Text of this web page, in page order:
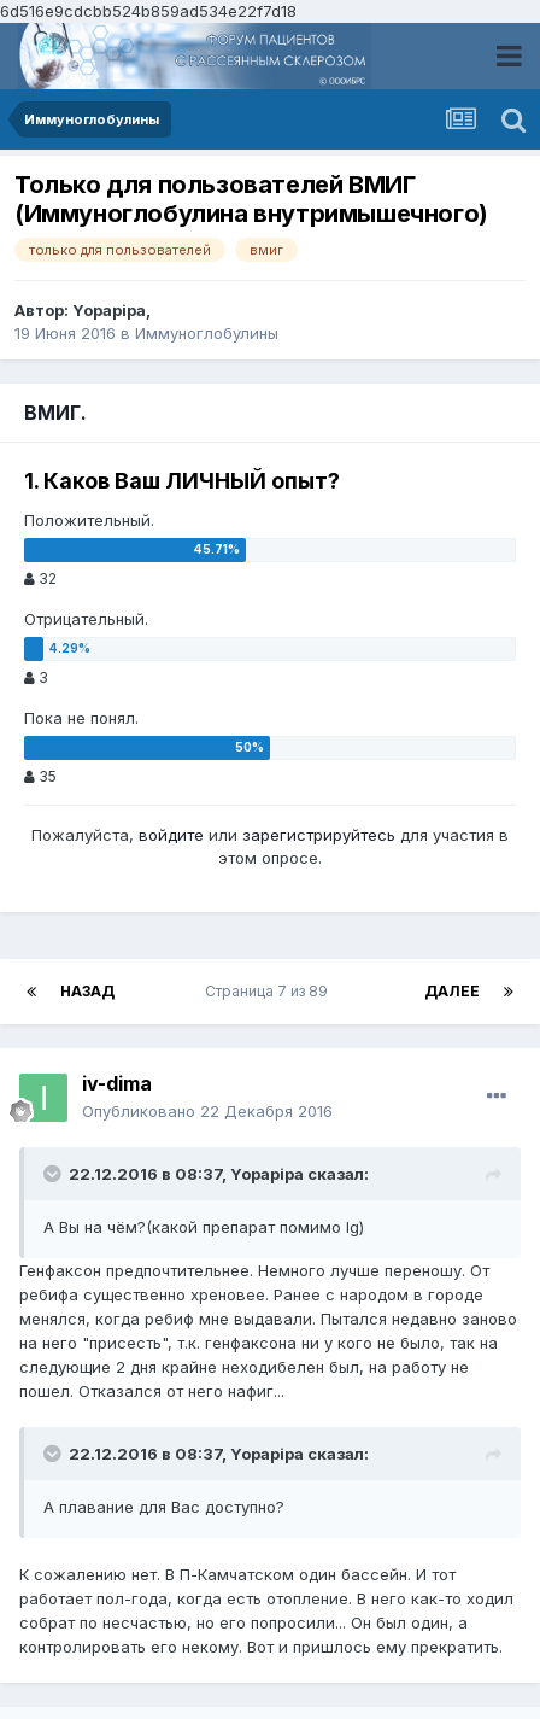
6d516e9cdcbb524b859ad534e22f7d18
Иммуноглобулины
Только для пользователей ВМИГ
(Иммуноглобулина внутримышечного)
только для пользователей вмиг
Автор: Yopapipa,
19 Июня 2016 в Иммуноглобулины
ВМИГ.
1. Каков Ваш ЛИЧНЫЙ опыт?
Положительный.
32
Отрицательный.
3
Пока не понял.
35
Пожалуйста, войдите или зарегистрируйтесь для участия в
этом опросе.
НАЗАД ДАЛЕЕ
Страница 7 из 89
iv-dima
Опубликовано 22 Декабря 2016
22.12.2016 в 08:37, Yopapipa сказал:
А Вы на чём?(какой препарат помимо Ig)
Генфаксон предпочтительнее. Немного лучше переношу. От
ребифа существенно хреновее. Ранее с народом в городе
менялся, когда ребиф мне выдавали. Пытался недавно заново
на него "присесть", т.к. генфаксона ни у кого не было, так на
следующие 2 дня крайне неходибелен был, на работу не
пошел. Отказался от него нафиг...
22.12.2016 в 08:37, Yopapipa сказал:
А плавание для Вас доступно?
К сожалению нет. В П-Камчатском один бассейн. И тот
работает пол-года, когда есть отопление. В него как-то ходил
собрат по несчастью, но его попросили... Он был один, а
контролировать его некому. Вот и пришлось ему прекратить.